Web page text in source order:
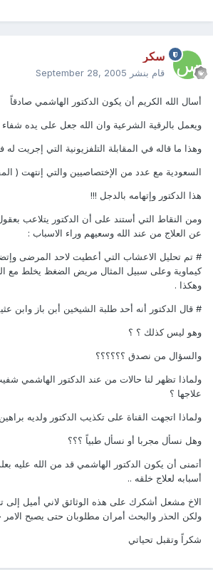
سكر
قام بنشر September 28, 2005
أسال الله الكريم أن يكون الدكتور الهاشمي صادقاً
ويعمل بالرقية الشرعية وان الله جعل على يده شفاء
وهذا ما قاله في المقابلة التلفزيونية التي إجريت له
السعودية مع عدد من الإختصاصيين والتي إنتهت (
هذا الدكتور وإتهامه بالدجل !!!
ومن النقاط التي أستند على أن الدكتور يتلاعب
عن العلاج من عند الله وسعيهم وراء الاسباب :
# تم تحليل الاعشاب التي أعطيت لاحد المرضى
كيماوية وعلى سبيل المثال مريض الضغظ يخلط مع
وهكذا .
# قال الدكتور أنه أحد طلبة الشيخين أبن باز وابن
وهو ليس كذلك ؟ ؟
والسؤال من نصدق ؟؟؟؟؟؟
ولماذا تظهر لنا حالات من عند الدكتور الهاشمي
علاجها ؟
ولماذا اتجهت القناة على تكذيب الدكتور ولديه
وهل نسأل مجربا أو نسأل طبياً ؟؟؟
أتمنى أن يكون الدكتور الهاشمي قد من الله عليه
أسبابه لعلاج خلقه ..
الاخ مشعل أشكرك على هذه الوثائق لاني أميل إلى
ولكن الحذر والبحث أمران مطلوبان حتى يصبح الامر
شكراً وتقبل تحياتي